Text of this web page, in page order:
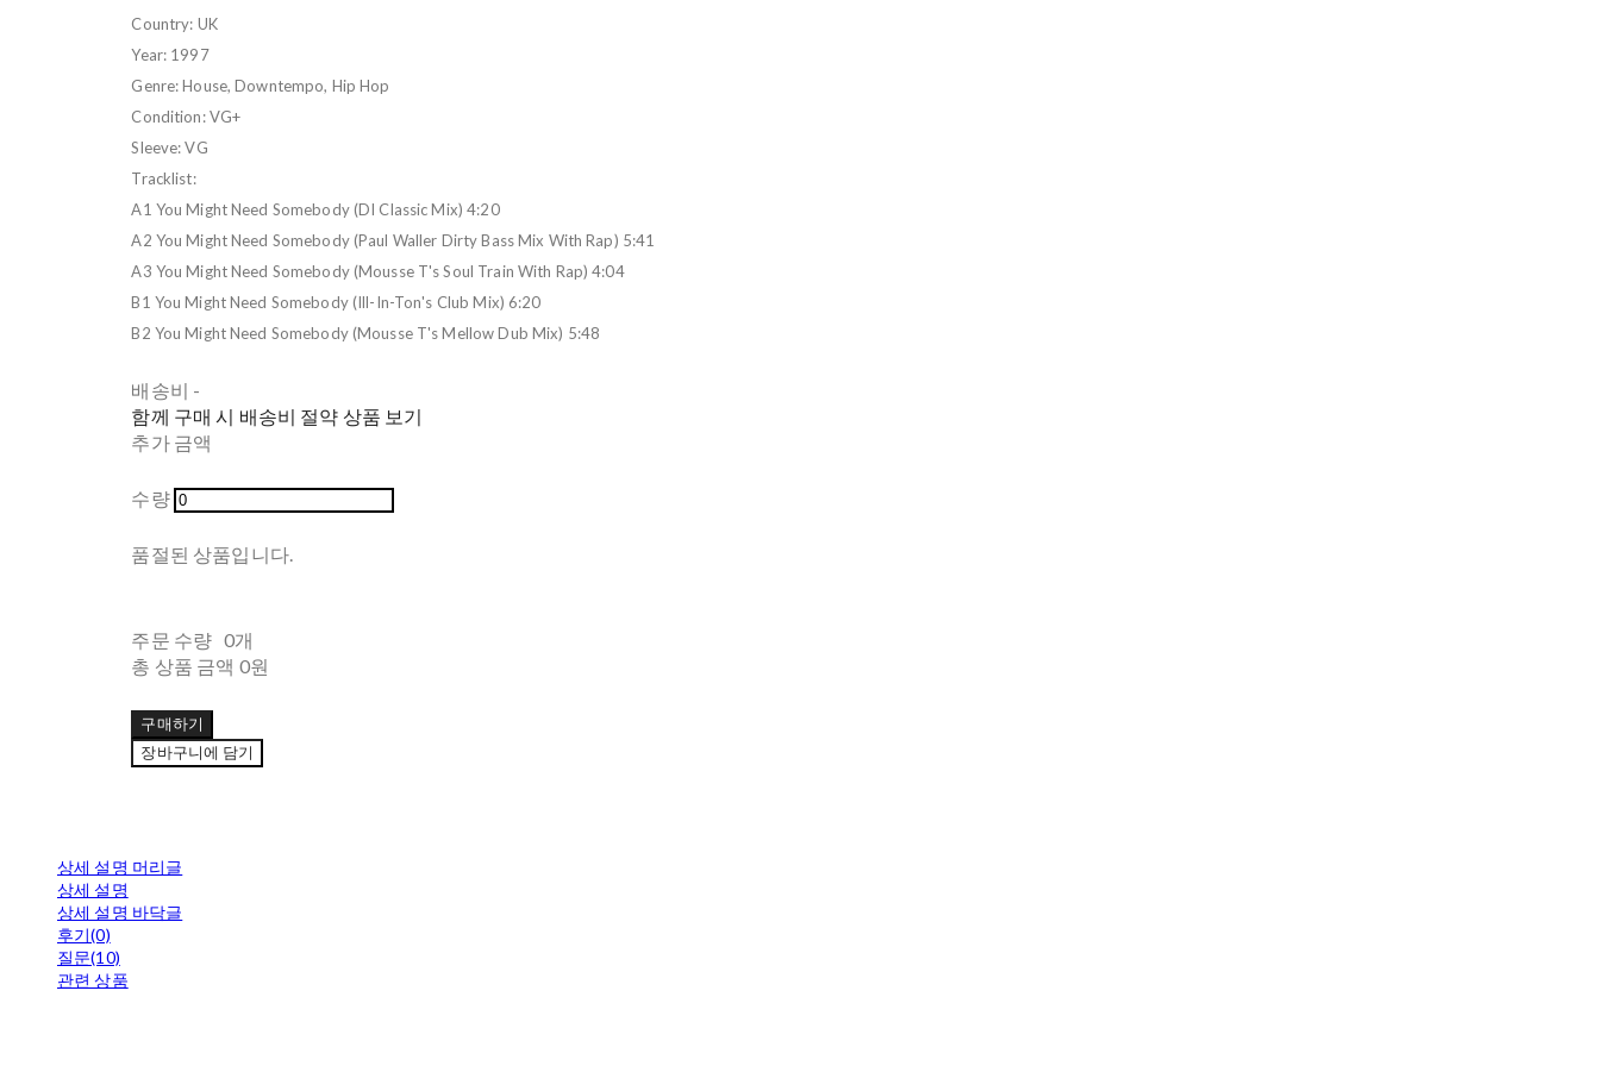
Country: UK
Year: 1997
Genre: House, Downtempo, Hip Hop
Condition: VG+
Sleeve: VG
Tracklist:
A1 You Might Need Somebody (DI Classic Mix) 4:20
A2 You Might Need Somebody (Paul Waller Dirty Bass Mix With Rap) 5:41
A3 You Might Need Somebody (Mousse T's Soul Train With Rap) 4:04
B1 You Might Need Somebody (Ill-In-Ton's Club Mix) 6:20
B2 You Might Need Somebody (Mousse T's Mellow Dub Mix) 5:48
배송비 -
함께 구매 시 배송비 절약 상품 보기
추가 금액
수량
품절된 상품입니다.
주문 수량 0개
총 상품 금액 0원
구매하기
장바구니에 담기
상세 설명 머리글
상세 설명
상세 설명 바닥글
후기(0)
질문(10)
관련 상품